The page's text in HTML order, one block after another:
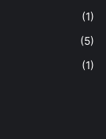
(1)
(5)
(1)